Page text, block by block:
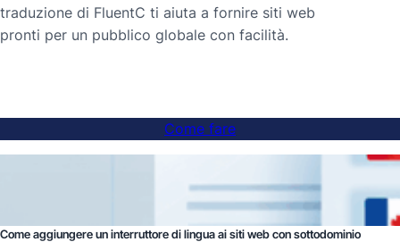
traduzione di FluentC ti aiuta a fornire siti web
pronti per un pubblico globale con facilità.
Come fare
Come aggiungere un interruttore di lingua ai siti web con sottodominio